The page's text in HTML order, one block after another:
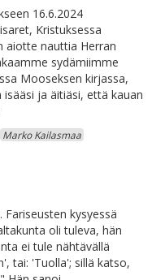
16.6.2024
Kristuksessa
aiotte nauttia Herran
sydämiimme
Mooseksen kirjassa,
isääsi ja äitiäsi, että kauan
Marko Kailasmaa
kysyessä
oli tuleva, hän
ei tule nähtävällä
tai: 'Tuolla'; sillä katso,